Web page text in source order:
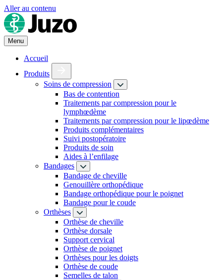
Aller au contenu
Menu
Accueil
Produits
Soins de compression
Bas de contention
Traitements par compression pour le
lymphœdème
Traitements par compression pour le lipœdème
Produits complémentaires
Suivi postopératoire
Produits de soin
Aides à l’enfilage
Bandages
Bandage de cheville
Genouillère orthopédique
Bandage orthopédique pour le poignet
Bandage pour le coude
Orthèses
Orthèse de cheville
Orthèse dorsale
Support cervical
Orthèse de poignet
Orthèses pour les doigts
Orthèse de coude
Semelles de talon